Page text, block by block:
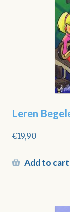
Leren
€19,90
Add to cart